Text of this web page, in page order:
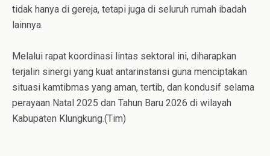
tidak hanya di gereja, tetapi juga di seluruh rumah ibadah
lainnya.
Melalui rapat koordinasi lintas sektoral ini, diharapkan
terjalin sinergi yang kuat antarinstansi guna menciptakan
situasi kamtibmas yang aman, tertib, dan kondusif selama
perayaan Natal 2025 dan Tahun Baru 2026 di wilayah
Kabupaten Klungkung.(Tim)